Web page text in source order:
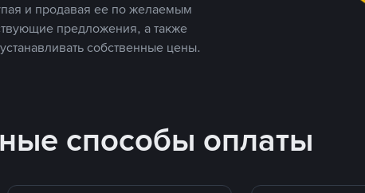
и продавая ее по желаемым
предложения, а также
собственные цены.
способы оплаты